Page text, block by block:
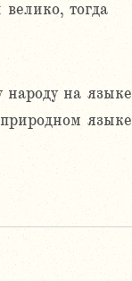
тогда
на языке
языке